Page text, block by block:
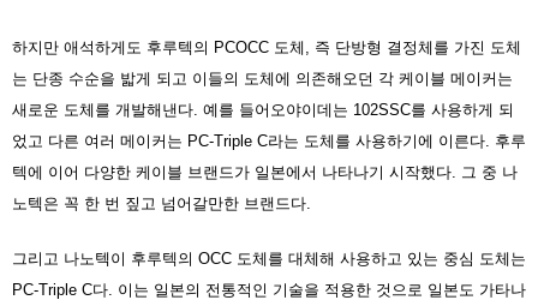
하지만 애석하게도 후루텍의 PCOCC 도체, 즉 단방형 결정체를 가진 도체
는 단종 수순을 밟게 되고 이들의 도체에 의존해오던 각 케이블 메이커는
새로운 도체를 개발해낸다. 예를 들어오야이데는 102SSC를 사용하게 되
었고 다른 여러 메이커는 PC-Triple C라는 도체를 사용하기에 이른다. 후루
텍에 이어 다양한 케이블 브랜드가 일본에서 나타나기 시작했다. 그 중 나
노텍은 꼭 한 번 짚고 넘어갈만한 브랜드다.
그리고 나노텍이 후루텍의 OCC 도체를 대체해 사용하고 있는 중심 도체는
PC-Triple C다. 이는 일본의 전통적인 기술을 적용한 것으로 일본도 가타나